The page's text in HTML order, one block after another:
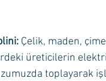
Çelik, maden,
üreticilerin
toplayarak